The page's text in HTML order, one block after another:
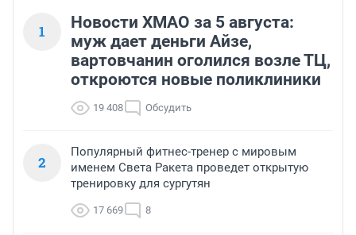
1
Новости ХМАО за 5 августа:
муж дает деньги Айзе,
вартовчанин оголился возле ТЦ,
откроются новые поликлиники
19 408 Обсудить
2
Популярный фитнес-тренер с мировым
именем Света Ракета проведет открытую
тренировку для сургутян
17 669 8